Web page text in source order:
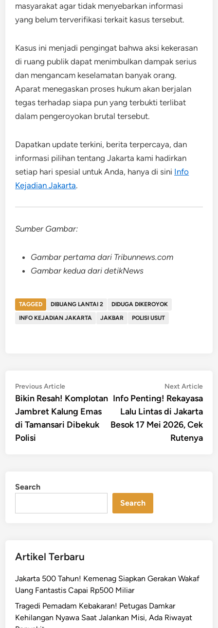
masyarakat agar tidak menyebarkan informasi
yang belum terverifikasi terkait kasus tersebut.
Kasus ini menjadi pengingat bahwa aksi kekerasan
di ruang publik dapat menimbulkan dampak serius
dan mengancam keselamatan banyak orang.
Aparat menegaskan proses hukum akan berjalan
tegas terhadap siapa pun yang terbukti terlibat
dalam pengeroyokan brutal tersebut.
Dapatkan update terkini, berita terpercaya, dan
informasi pilihan tentang Jakarta kami hadirkan
setiap hari spesial untuk Anda, hanya di sini Info
Kejadian Jakarta.
Sumber Gambar:
Gambar pertama dari Tribunnews.com
Gambar kedua dari detikNews
TAGGED DIBUANG LANTAI 2
DIDUGA DIKEROYOK
INFO KEJADIAN JAKARTA
JAKBAR POLISI USUT
Post
navigation
Previous ArticlePrevious
article:
Bikin Resah! Komplotan
Jambret Kalung Emas
di Tamansari Dibekuk
Polisi
Next Article
Info Penting! Rekayasa
Lalu Lintas di Jakarta
Besok 17 Mei 2026, Cek
Rutenya
Search
Search
Artikel Terbaru
Jakarta 500 Tahun! Kemenag Siapkan Gerakan Wakaf
Uang Fantastis Capai Rp500 Miliar
Tragedi Pemadam Kebakaran! Petugas Damkar
Kehilangan Nyawa Saat Jalankan Misi, Ada Riwayat